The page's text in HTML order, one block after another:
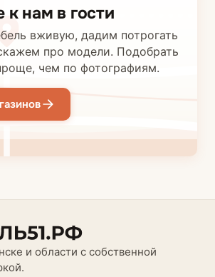
к нам в гости
вживую, дадим потрогать
про модели. Подобрать
чем по фотографиям.
и области с собственной